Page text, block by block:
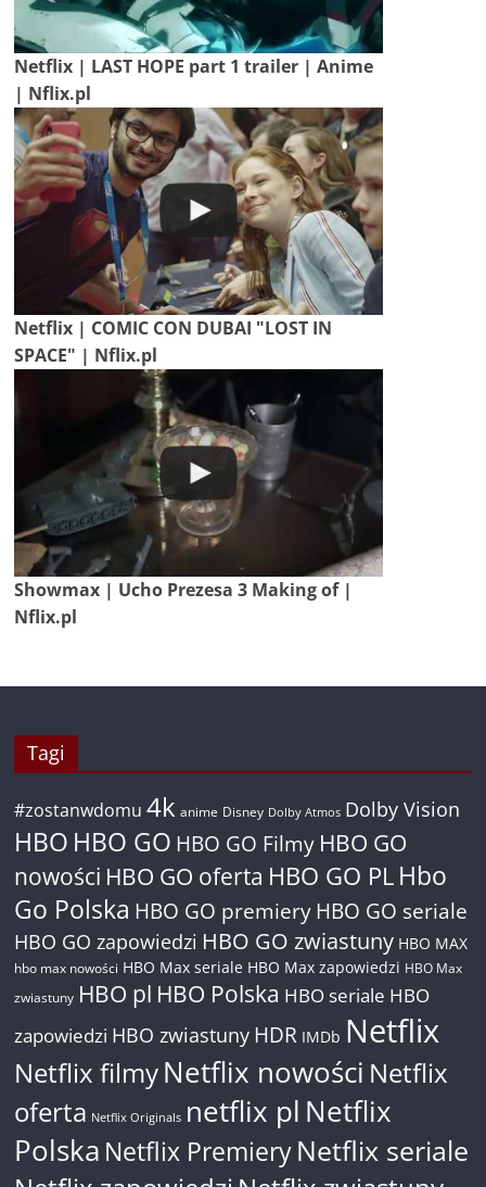
Netflix | LAST HOPE part 1 trailer | Anime
| Nflix.pl
Netflix | COMIC CON DUBAI "LOST IN
SPACE" | Nflix.pl
Showmax | Ucho Prezesa 3 Making of |
Nflix.pl
Tagi
#zostanwdomu 4k anime Disney Dolby Atmos Dolby Vision
HBO HBO GO HBO GO Filmy HBO GO
nowości HBO GO oferta HBO GO PL Hbo
Go Polska HBO GO premiery HBO GO seriale
HBO GO zapowiedzi HBO GO zwiastuny HBO MAX
hbo max nowości HBO Max seriale HBO Max zapowiedzi HBO Max
zwiastuny HBO pl HBO Polska HBO seriale HBO
zapowiedzi HBO zwiastuny HDR IMDb Netflix
Netflix filmyNetflix nowości Netflix
oferta Netflix Originals netflix pl Netflix
Polska Netflix PremieryNetflix seriale